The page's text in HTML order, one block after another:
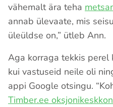
vähemalt ära teha
annab ülevaate, mis
üleüldse on,” ütleb Ann.
Aga korraga tekkis perel
kui vastuseid neile oli
appi Google otsingu.
Timber.ee